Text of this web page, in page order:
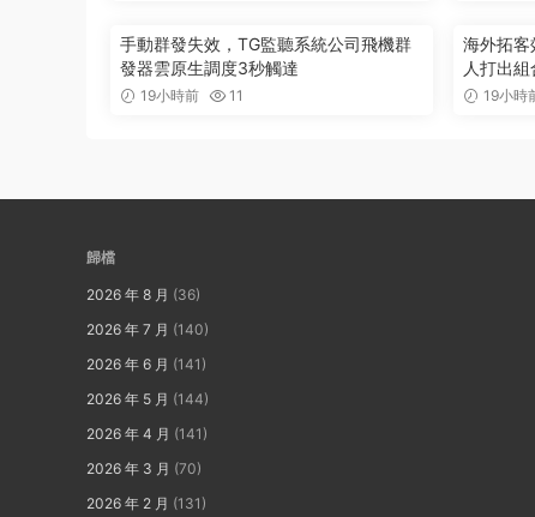
手動群發失效，TG監聽系統公司飛機群
發器雲原生調度3秒觸達
19小時前 11
海外拓客
人打出組
19小時
歸檔
2026 年 8 月 (36)
2026 年 7 月 (140)
2026 年 6 月 (141)
2026 年 5 月 (144)
2026 年 4 月 (141)
2026 年 3 月 (70)
2026 年 2 月 (131)